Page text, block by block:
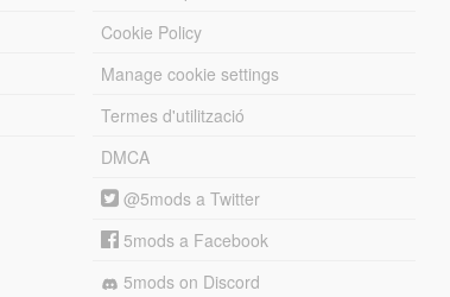
Cookie Policy
Manage cookie settings
Termes d'utilització
DMCA
@5mods a Twitter
5mods a Facebook
5mods on Discord